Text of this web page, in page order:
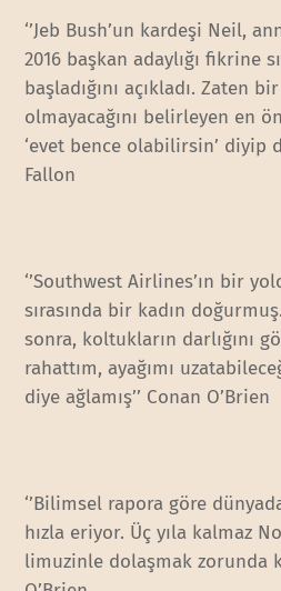
‘’Jeb Bush’un kardeşi Neil,
2016 başkan adaylığı fikrine
başladığını açıkladı. Zaten
olmayacağını belirleyen en
‘evet bence olabilirsin’ diyip
Fallon
‘’Southwest Airlines’ın bir
sırasında bir kadın
sonra, koltukların darlığını
rahattım, ayağımı
diye ağlamış’’ Conan O’Brien
‘’Bilimsel rapora göre
hızla eriyor. Üç yıla kalmaz
limuzinle dolaşmak zorunda